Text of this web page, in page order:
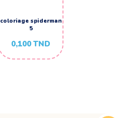
coloriage spiderman
5
0,100TND